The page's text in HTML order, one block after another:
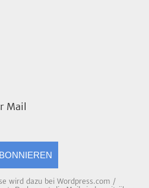
Mail
wird dazu bei Wordpress.com /